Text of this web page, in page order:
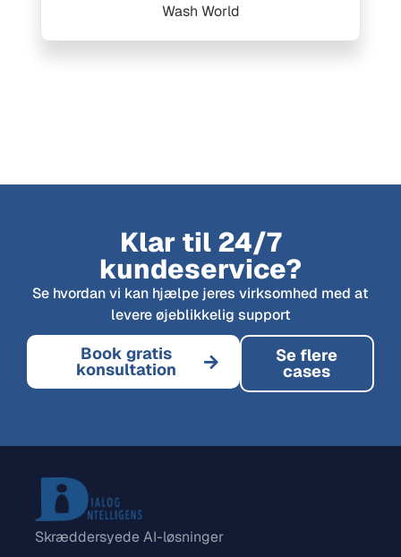
Wash World
Klar til 24/7
kundeservice?
Se hvordan vi kan hjælpe jeres virksomhed med at
levere øjeblikkelig support
Book gratis
konsultation
Se flere
cases
Skræddersyede AI-løsninger